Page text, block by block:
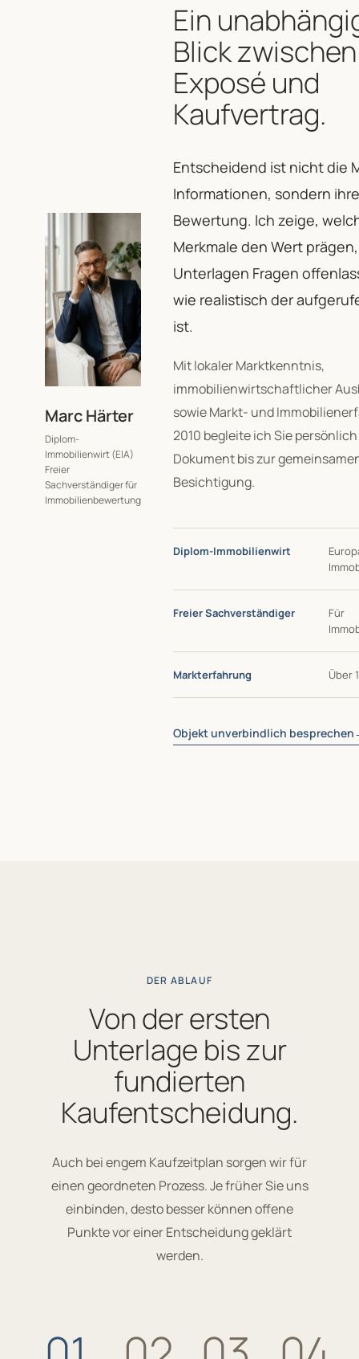
Marc Härter
Diplom-
Immobilienwirt (EIA)
Freier
Sachverständiger für
Immobilienbewertung
Ein
Blick zwischen
Exposé und
Kaufvertrag.
Entscheidend ist nicht die
Informationen, sondern
Bewertung. Ich zeige,
Merkmale den Wert
Unterlagen Fragen
wie realistisch der
ist.
Mit lokaler Marktkenntnis,
immobilienwirtschaftlicher
sowie Markt- und
2010 begleite ich Sie
Dokument bis zur
Besichtigung.
Diplom-Immobilienwirt
Freier Sachverständiger
Für
Markterfahrung Über
Objekt unverbindlich besprechen
DER ABLAUF
Von der ersten
Unterlage bis zur
fundierten
Kaufentscheidung.
Auch bei engem Kaufzeitplan sorgen wir für
einen geordneten Prozess. Je früher Sie uns
einbinden, desto besser können offene
Punkte vor einer Entscheidung geklärt
werden.